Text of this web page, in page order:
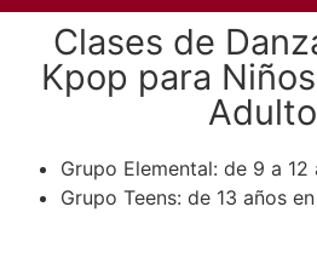
Clases de
Kpop para
Grupo Elemental: de 9 a 12
Grupo Teens: de 13 años